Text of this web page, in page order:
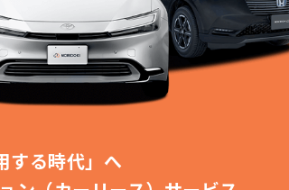
する時代」へ
を実現！
手軽に乗れます！
安いんです！
タイルの変化にも対応が可能です。
費・税金など一切不要！
でご利用いただけます。